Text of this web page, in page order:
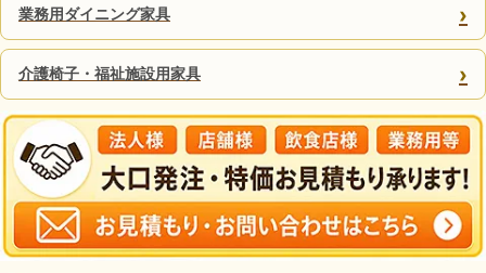
業務用ダイニング家具 ›
介護椅子・福祉施設用家具 ›